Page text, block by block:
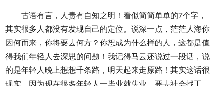
古语有言，人贵有自知之明！看似简简单单的7个字，
其实很多人都没有发现自己的定位。说深一点，茫茫人海你
因何而来，你将要去何方？你想成为什么样的人，这都是值
得我们年轻人去深思的问题！我记得马云还说过一段话，说
的是年轻人晚上想想千条路，明天起来走原路！其实这话很
现实，因为现在很多年轻人一毕业就失业，要去社会找工